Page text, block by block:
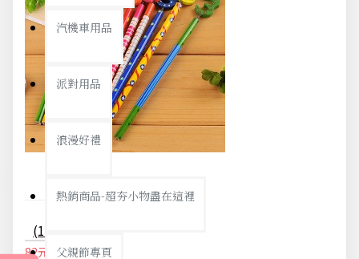
汽機車用品
派對用品
浪漫好禮
熱銷商品-超夯小物盡在這裡
父親節專頁
82元 86元